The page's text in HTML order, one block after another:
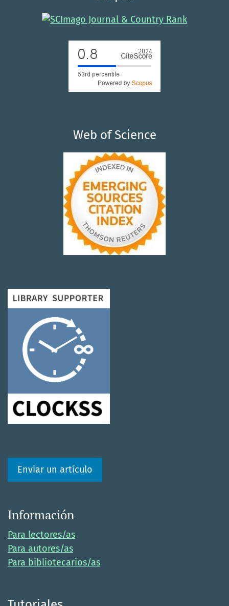
Web of Science
Enviar un artículo
Información
Para lectores/as
Para autores/as
Para bibliotecarios/as